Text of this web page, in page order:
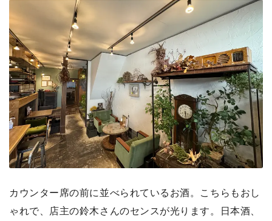
カウンター席の前に並べられているお酒。こちらもおし
ゃれで、店主の鈴木さんのセンスが光ります。日本酒、